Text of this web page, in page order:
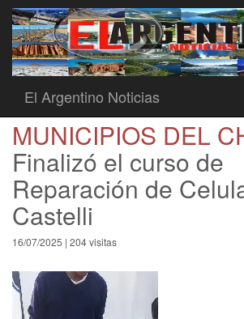
El Argentino Noticias
MUNICIPIOS DEL
Finalizó el curso de
Reparación de
Castelli
16/07/2025 | 204 visitas